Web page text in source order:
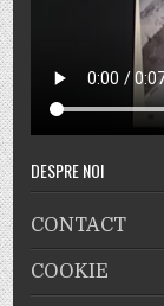
DESPRE NOI
CONTACT
COOKIE